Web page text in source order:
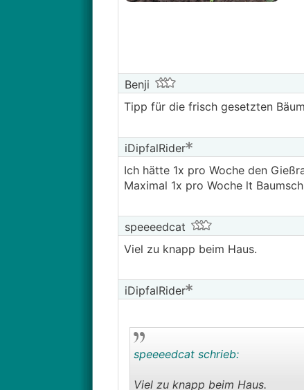
Benji
Tipp für die frisch gesetzten
iDipfalRider
Ich hätte 1x pro Woche den
Maximal 1x pro Woche lt
speeeedcat
Viel zu knapp beim Haus.
iDipfalRider
speeeedcat schrieb:
Viel zu knapp beim Haus.